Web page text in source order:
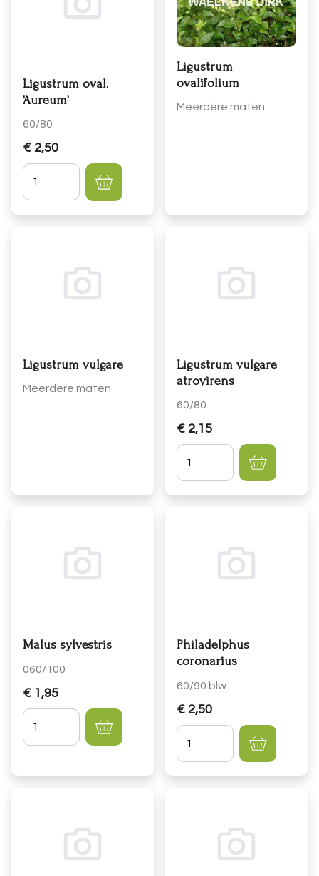
Ligustrum oval.
'Aureum'
60/80
€ 2,50
Hoeveelheid
Ligustrum
ovalifolium
Meerdere maten
Ligustrum vulgare
Meerdere maten
Ligustrum vulgare
atrovirens
60/80
€ 2,15
Hoeveelheid
Malus sylvestris
060/100
€ 1,95
Hoeveelheid
Philadelphus
coronarius
60/90 blw
€ 2,50
Hoeveelheid